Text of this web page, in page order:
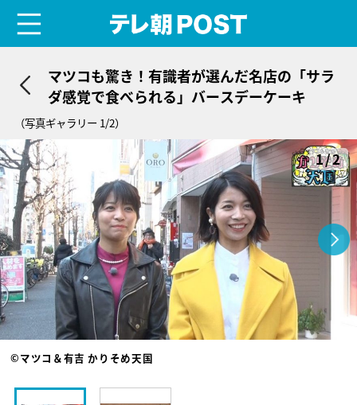
マツコも驚き！有識者が選んだ名店の「サラ
ダ感覚で食べられる」バースデーケーキ
（写真ギャラリー 1/2）
1/2
©マツコ＆有吉 かりそめ天国